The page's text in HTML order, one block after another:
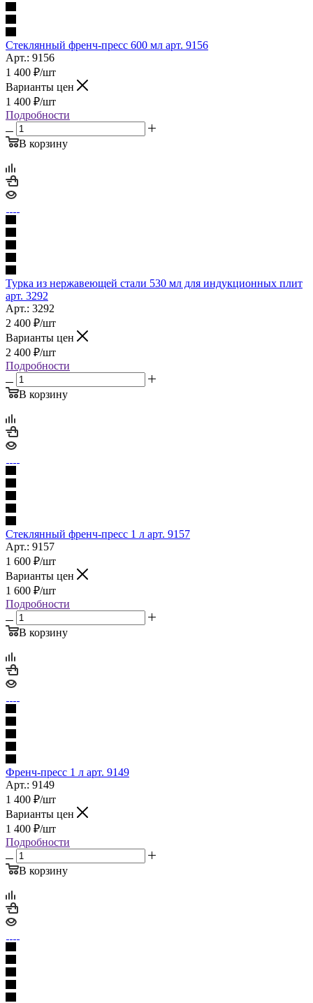
Стеклянный френч-пресс 600 мл арт. 9156
Арт.: 9156
1 400 ₽/шт
Варианты цен
1 400 ₽/шт
Подробности
В корзину
Турка из нержавеющей стали 530 мл для индукционных плит
арт. 3292
Арт.: 3292
2 400 ₽/шт
Варианты цен
2 400 ₽/шт
Подробности
В корзину
Стеклянный френч-пресс 1 л арт. 9157
Арт.: 9157
1 600 ₽/шт
Варианты цен
1 600 ₽/шт
Подробности
В корзину
Френч-пресс 1 л арт. 9149
Арт.: 9149
1 400 ₽/шт
Варианты цен
1 400 ₽/шт
Подробности
В корзину